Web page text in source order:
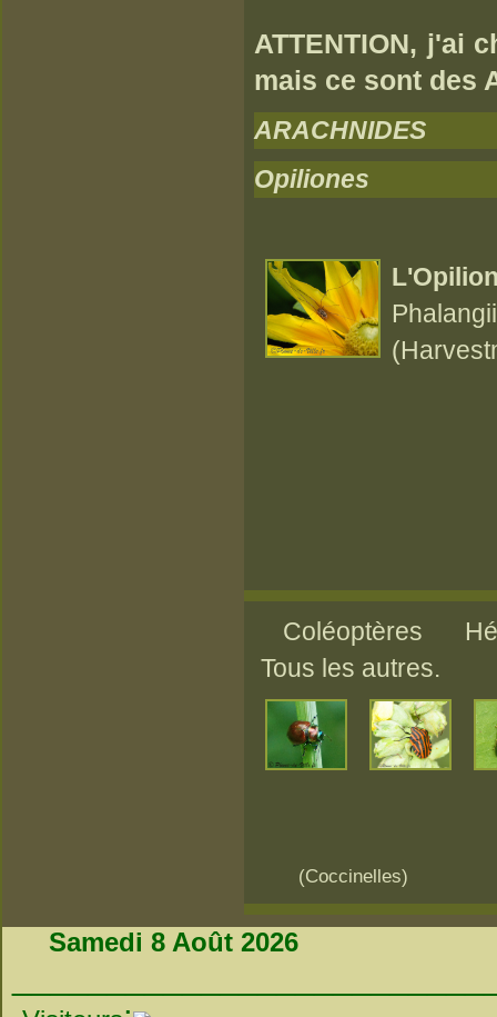
ATTENTION, j'ai
mais ce sont des
ARACHNIDES
Opiliones
Coléoptères
Tous les autres.
(Coccinelles)
Samedi 8 Août 2026